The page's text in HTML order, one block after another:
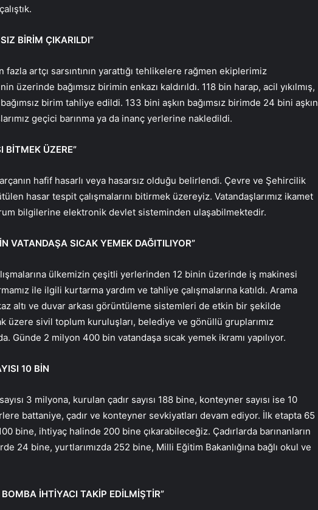
BİRİM ÇIKARILDI”
fazla artçı sarsıntının yarattığı tehlikelere rağmen ekiplerimiz
üzerinde bağımsız birimin enkazı kaldırıldı. 118 bin harap, acil yıkılmış,
birim tahliye edildi. 133 bini aşkın bağımsız birimde 24 bini aşkın
geçici barınma ya da inanç yerlerine nakledildi.
BİTMEK ÜZERE”
hafif hasarlı veya hasarsız olduğu belirlendi. Çevre ve Şehircilik
hasar tespit çalışmalarını bitirmek üzereyiz. Vatandaşlarımız ikamet
bilgilerine elektronik devlet sisteminden ulaşabilmektedir.
VATANDAŞA SICAK YEMEK DAĞITILIYOR”
ülkemizin çeşitli yerlerinden 12 binin üzerinde iş makinesi
ile ilgili kurtarma yardım ve tahliye çalışmalarına katıldı. Arama
altı ve duvar arkası görüntüleme sistemleri de etkin bir şekilde
üzere sivil toplum kuruluşları, belediye ve gönüllü gruplarımız
Günde 2 milyon 400 bin vatandaşa sıcak yemek ikramı yapılıyor.
10 BİN
3 milyona, kurulan çadır sayısı 188 bine, konteyner sayısı ise 10
battaniye, çadır ve konteyner sevkiyatları devam ediyor. İlk etapta 65
bine, ihtiyaç halinde 200 bine çıkarabileceğiz. Çadırlarda barınanların
24 bine, yurtlarımızda 252 bine, Milli Eğitim Bakanlığına bağlı okul ve
İHTİYACI TAKİP EDİLMİŞTİR”